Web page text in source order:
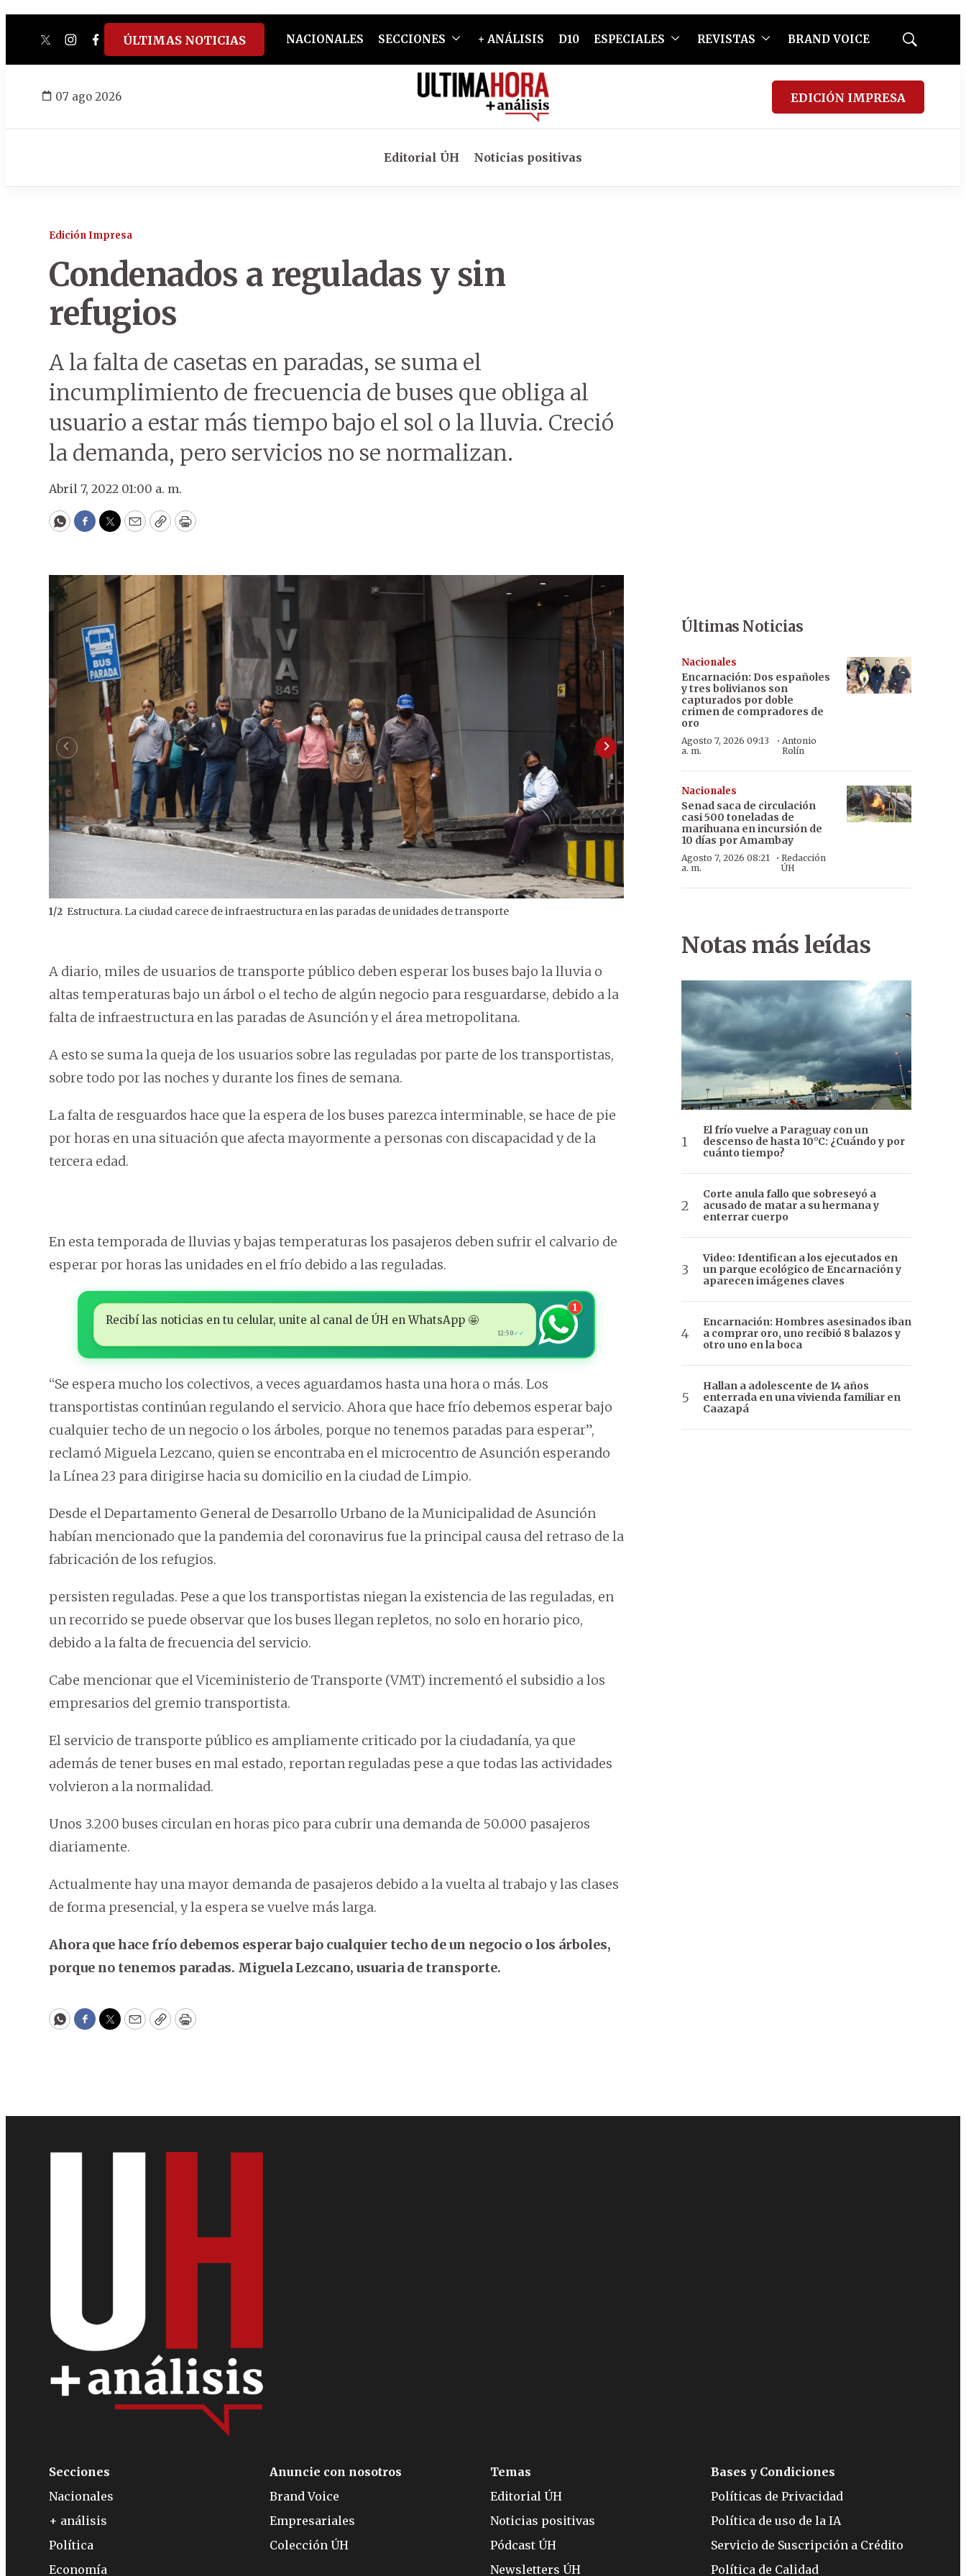
twitterinstagram
facebook
tiktokyoutube
spotify
ÚLTIMAS NOTICIAS NACIONALES SECCIONES + ANÁLISIS D10 ESPECIALES REVISTAS BRAND VOICE
Mostrar
07 ago 2026 EDICIÓN IMPRESA
Editorial ÚH Noticias positivas
Edición Impresa
Condenados a reguladas y sin
refugios
A la falta de casetas en paradas, se suma el
incumplimiento de frecuencia de buses que obliga al
usuario a estar más tiempo bajo el sol o la lluvia. Creció
la demanda, pero servicios no se normalizan.
Abril 7, 2022 01:00 a. m.
WhatsApp
Facebook
Twitter
EmailCopyPrint
1/2 Estructura. La ciudad carece de infraestructura en las paradas de unidades de transporte
A diario, miles de usuarios de transporte público deben esperar los buses bajo la lluvia o
altas temperaturas bajo un árbol o el techo de algún negocio para resguardarse, debido a la
falta de infraestructura en las paradas de Asunción y el área metropolitana.
A esto se suma la queja de los usuarios sobre las reguladas por parte de los transportistas,
sobre todo por las noches y durante los fines de semana.
La falta de resguardos hace que la espera de los buses parezca interminable, se hace de pie
por horas en una situación que afecta mayormente a personas con discapacidad y de la
tercera edad.
En esta temporada de lluvias y bajas temperaturas los pasajeros deben sufrir el calvario de
esperar por horas las unidades en el frío debido a las reguladas.
Recibí las noticias en tu celular, unite al canal de ÚH en WhatsApp 🤩
12:50 ✓✓
1
“Se espera mucho los colectivos, a veces aguardamos hasta una hora o más. Los
transportistas continúan regulando el servicio. Ahora que hace frío debemos esperar bajo
cualquier techo de un negocio o los árboles, porque no tenemos paradas para esperar”,
reclamó Miguela Lezcano, quien se encontraba en el microcentro de Asunción esperando
la Línea 23 para dirigirse hacia su domicilio en la ciudad de Limpio.
Desde el Departamento General de Desarrollo Urbano de la Municipalidad de Asunción
habían mencionado que la pandemia del coronavirus fue la principal causa del retraso de la
fabricación de los refugios.
persisten reguladas. Pese a que los transportistas niegan la existencia de las reguladas, en
un recorrido se puede observar que los buses llegan repletos, no solo en horario pico,
debido a la falta de frecuencia del servicio.
Cabe mencionar que el Viceministerio de Transporte (VMT) incrementó el subsidio a los
empresarios del gremio transportista.
El servicio de transporte público es ampliamente criticado por la ciudadanía, ya que
además de tener buses en mal estado, reportan reguladas pese a que todas las actividades
volvieron a la normalidad.
Unos 3.200 buses circulan en horas pico para cubrir una demanda de 50.000 pasajeros
diariamente.
Actualmente hay una mayor demanda de pasajeros debido a la vuelta al trabajo y las clases
de forma presencial, y la espera se vuelve más larga.
Ahora que hace frío debemos esperar bajo cualquier techo de un negocio o los árboles,
porque no tenemos paradas. Miguela Lezcano, usuaria de transporte.
WhatsApp
Facebook
Twitter
EmailCopyPrint
Últimas Noticias
Nacionales
Encarnación: Dos españoles
y tres bolivianos son
capturados por doble
crimen de compradores de
oro
Agosto 7, 2026 09:13
a. m.
·Antonio
Rolín
Nacionales
Senad saca de circulación
casi 500 toneladas de
marihuana en incursión de
10 días por Amambay
Agosto 7, 2026 08:21
a. m.
·Redacción
ÚH
Notas más leídas
El frío vuelve a Paraguay con un
descenso de hasta 10°C: ¿Cuándo y por
cuánto tiempo?
Corte anula fallo que sobreseyó a
acusado de matar a su hermana y
enterrar cuerpo
Video: Identifican a los ejecutados en
un parque ecológico de Encarnación y
aparecen imágenes claves
Encarnación: Hombres asesinados iban
a comprar oro, uno recibió 8 balazos y
otro uno en la boca
Hallan a adolescente de 14 años
enterrada en una vivienda familiar en
Caazapá
Secciones
Nacionales
+ análisis
Política
Economía
Anuncie con nosotros
Brand Voice
Empresariales
Colección ÚH
Temas
Editorial ÚH
Noticias positivas
Pódcast ÚH
Newsletters ÚH
Bases y Condiciones
Políticas de Privacidad
Política de uso de la IA
Servicio de Suscripción a Crédito
Política de Calidad